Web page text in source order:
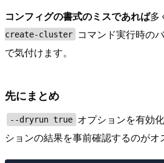
コンフィグの書式のミスであれば多
create-cluster
コマンド実行時の
で気付けます。
先にまとめ
--dryrun true オプションを有効
ションの結果を事前確認するのがオ